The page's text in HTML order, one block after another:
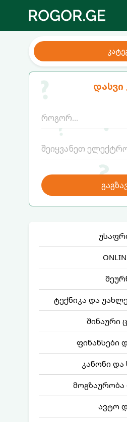
დასვი
ტექნიკა და
შინაური
ფინანსები
კანონი
მოგზაურობა
ავტო